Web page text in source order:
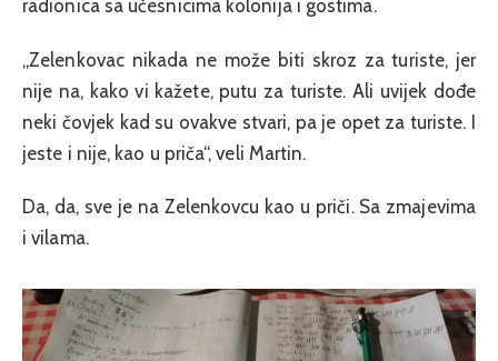
radionica sa učesnicima kolonija i gostima.
„Zelenkovac nikada ne može biti skroz za turiste, jer
nije na, kako vi kažete, putu za turiste. Ali uvijek dođe
neki čovjek kad su ovakve stvari, pa je opet za turiste. I
jeste i nije, kao u priča“, veli Martin.
Da, da, sve je na Zelenkovcu kao u priči. Sa zmajevima
i vilama.